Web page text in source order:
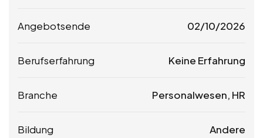
Angebotsende 02/10/2026
Berufserfahrung Keine Erfahrung
Branche Personalwesen, HR
Bildung Andere